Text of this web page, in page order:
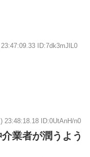
ID:7dk3mJlL0
23:48:18.18 ID:0UtAnH/n0
業者が潤うよう